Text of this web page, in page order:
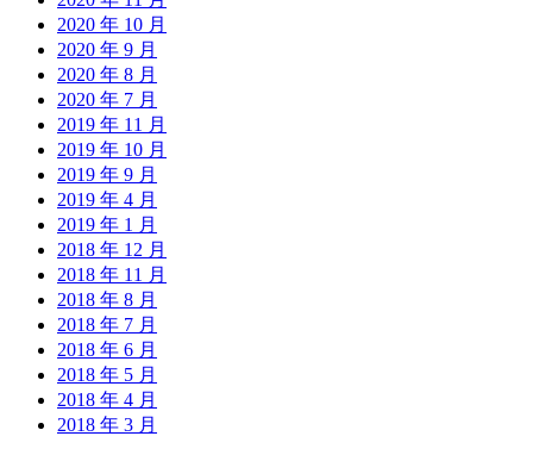
2020 年 10 月
2020 年 9 月
2020 年 8 月
2020 年 7 月
2019 年 11 月
2019 年 10 月
2019 年 9 月
2019 年 4 月
2019 年 1 月
2018 年 12 月
2018 年 11 月
2018 年 8 月
2018 年 7 月
2018 年 6 月
2018 年 5 月
2018 年 4 月
2018 年 3 月